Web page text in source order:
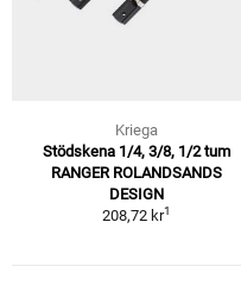
Kriega
Stödskena 1/4, 3/8, 1/2 tum
RANGER ROLANDSANDS
DESIGN
208,72 kr1